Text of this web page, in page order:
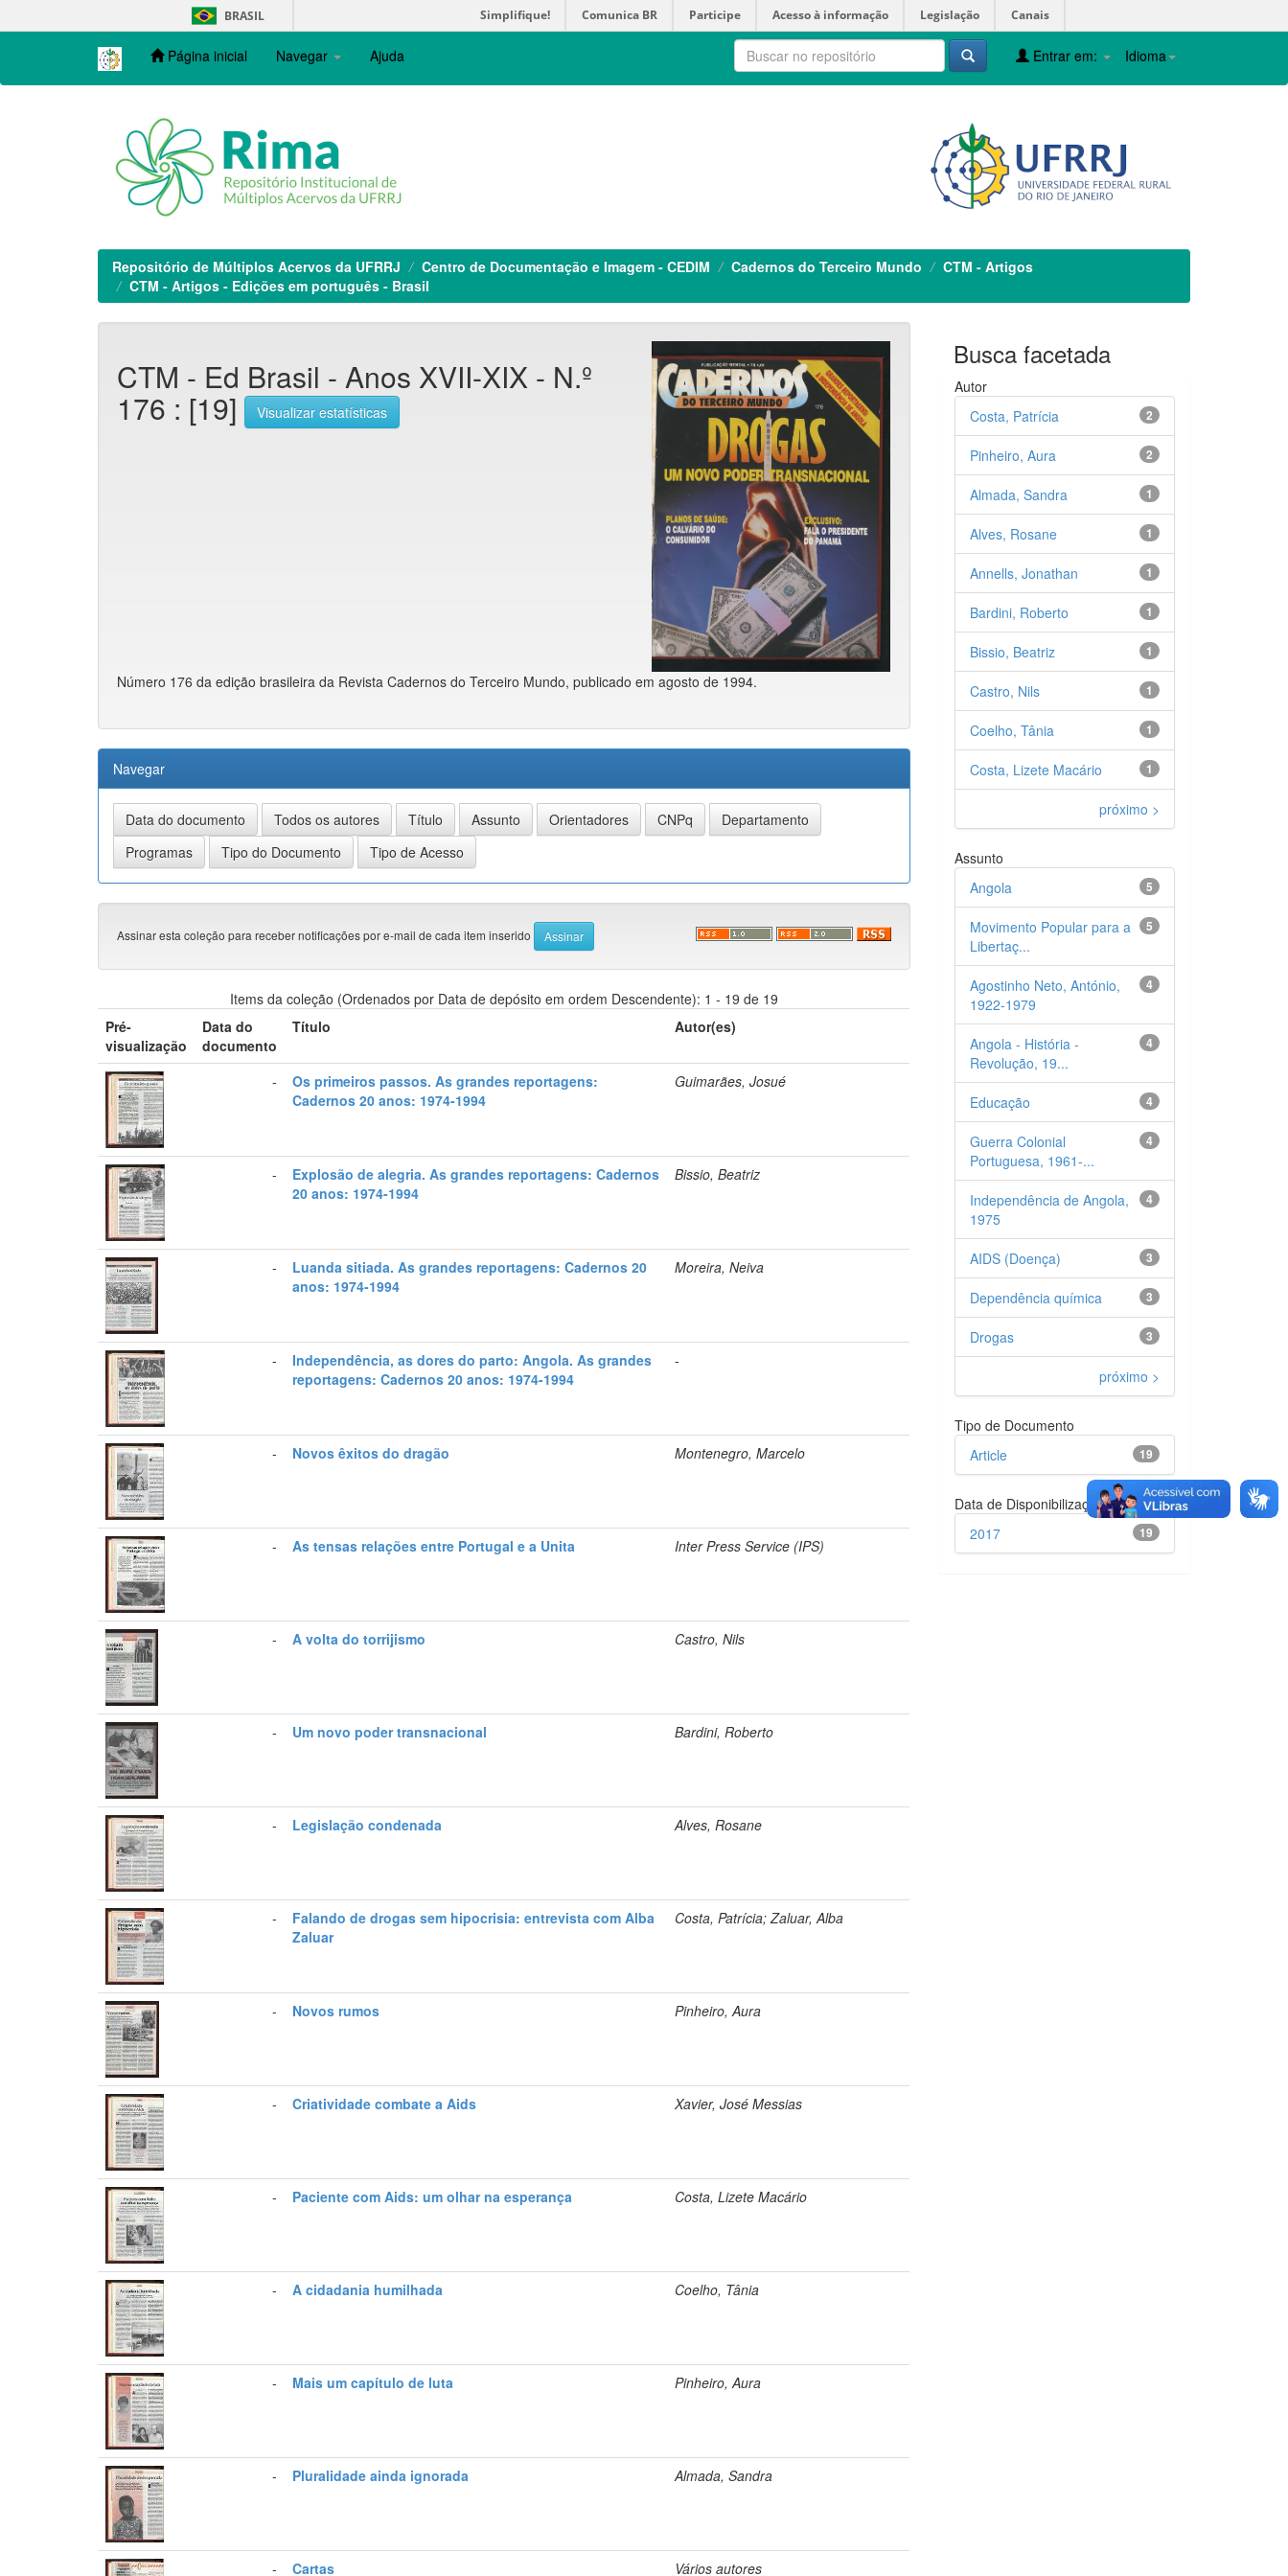
navigation
BRASIL Simplifique! Comunica BR Participe Acesso à informação Legislação Canais
Página inicial Navegar Ajuda Idioma
Entrar em:
Repositório de Múltiplos Acervos da UFRRJ Centro de Documentação e Imagem - CEDIM Cadernos do Terceiro Mundo
CTM - Artigos
CTM - Artigos - Edições em português - Brasil
CTM - Ed Brasil - Anos XVII-XIX - N.º
176 : [19] Visualizar estatísticas
Número 176 da edição brasileira da Revista Cadernos do Terceiro Mundo, publicado em agosto de 1994.
Navegar
Assinar esta coleção para receber notificações por e-mail de cada item inserido
Items da coleção (Ordenados por Data de depósito em ordem Descendente): 1 - 19 de 19
Pré-
visualização
Data do
documento
Título Autor(es)
-
Os primeiros passos. As grandes reportagens:
Cadernos 20 anos: 1974-1994
Guimarães, Josué
-
Explosão de alegria. As grandes reportagens: Cadernos
20 anos: 1974-1994
Bissio, Beatriz
-
Luanda sitiada. As grandes reportagens: Cadernos 20
anos: 1974-1994
Moreira, Neiva
-
Independência, as dores do parto: Angola. As grandes
reportagens: Cadernos 20 anos: 1974-1994
-
- Novos êxitos do dragão Montenegro, Marcelo
- As tensas relações entre Portugal e a Unita Inter Press Service (IPS)
- A volta do torrijismo Castro, Nils
- Um novo poder transnacional Bardini, Roberto
- Legislação condenada Alves, Rosane
-
Falando de drogas sem hipocrisia: entrevista com Alba
Zaluar
Costa, Patrícia; Zaluar, Alba
- Novos rumos Pinheiro, Aura
- Criatividade combate a Aids Xavier, José Messias
- Paciente com Aids: um olhar na esperança Costa, Lizete Macário
- A cidadania humilhada Coelho, Tânia
- Mais um capítulo de luta Pinheiro, Aura
- Pluralidade ainda ignorada Almada, Sandra
- Cartas Vários autores
Busca facetada
Autor
2
Costa, Patrícia
2
Pinheiro, Aura
1
Almada, Sandra
1
Alves, Rosane
1
Annells, Jonathan
1
Bardini, Roberto
1
Bissio, Beatriz
1
Castro, Nils
1
Coelho, Tânia
1
Costa, Lizete Macário
próximo >
Assunto
5
Angola
5
Movimento Popular para a
Libertaç...
4
Agostinho Neto, António,
1922-1979
4
Angola - História -
Revolução, 19...
4
Educação
4
Guerra Colonial
Portuguesa, 1961-...
4
Independência de Angola,
1975
3
AIDS (Doença)
3
Dependência química
3
Drogas
próximo >
Tipo de Documento
19
Article
Data de Disponibilização
19
2017